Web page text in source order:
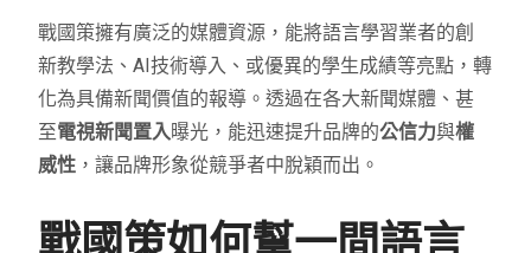
戰國策擁有廣泛的媒體資源，能將語言學習業者的創
新教學法、AI技術導入、或優異的學生成績等亮點，轉
化為具備新聞價值的報導。透過在各大新聞媒體、甚
至電視新聞置入曝光，能迅速提升品牌的公信力與權
威性 ，讓品牌形象從競爭者中脫穎而出。
戰國策如何幫一間語言